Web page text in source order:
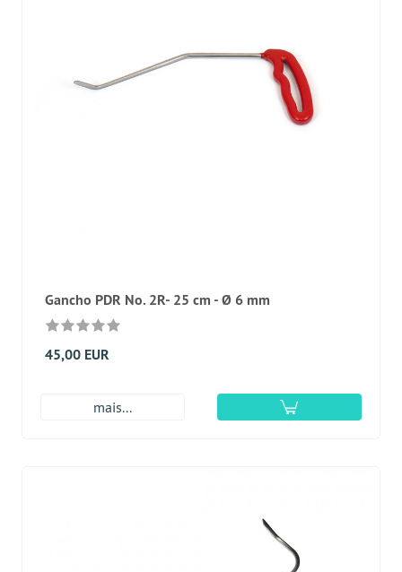
Gancho PDR No. 2R- 25 cm - Ø 6 mm
45,00 EUR
mais...